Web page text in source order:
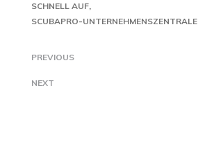
SCHNELL AUF
SCUBAPRO-UNTERNEHMENSZENTRALE
PREVIOUS
NEXT